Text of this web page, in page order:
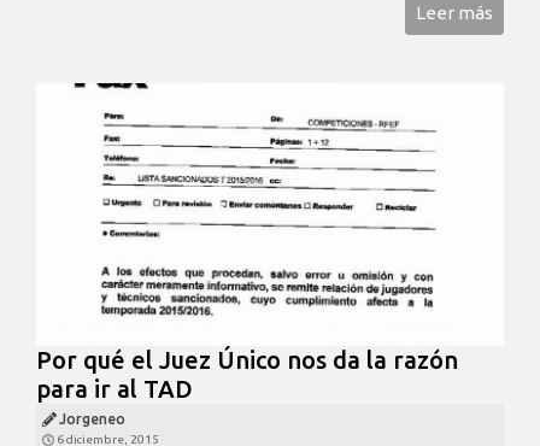
Leer más
Por qué el Juez Único nos da la razón
para ir al TAD
Jorgeneo
6 diciembre, 2015